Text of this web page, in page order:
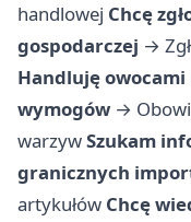
handlowej Chcę
gospodarczej →
Handluję
wymogów →
warzywSzukam
granicznych
artykułów Chcę